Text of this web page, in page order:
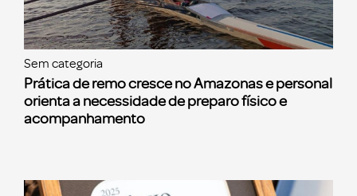
Sem categoria
Prática de remo cresce no Amazonas e personal
orienta a necessidade de preparo físico e
acompanhamento